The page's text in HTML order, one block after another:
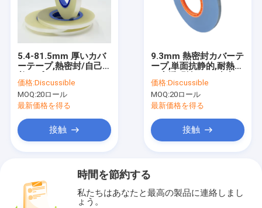
5.4-81.5mm 厚いカバ
ーテープ,熱密封/自己粘
反静的処理
価格:Discussible
MOQ:20ロール
最新価格を得る
接触
9.3mm 熱密封カバーテ
ープ,単面抗静的,耐熱性
適しています
価格:Discussible
MOQ:20ロール
最新価格を得る
接触
時間を節約する
私たちはあなたと最高の製品に連絡しまし
ょう。